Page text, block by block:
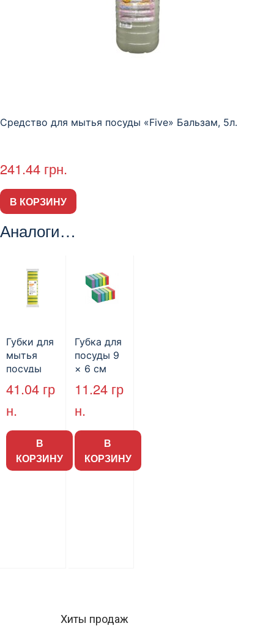
Средство для мытья посуды «Five» Бальзам, 5л.
241.44 грн.
В КОРЗИНУ
Аналоги…
Губки для
мытья
посуды
10×7 см
«Бобс» 10
шт (35пак/
41.04 гр
н.
В
КОРЗИНУ
Губка для
посуды 9
× 6 см
«Maestro»,
5шт / уп
(40уп /
32068)
11.24 гр
н.
В
КОРЗИНУ
Хиты продаж